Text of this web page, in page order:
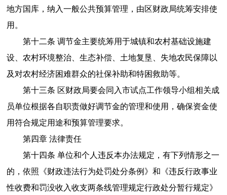
地方国库，纳入一般公共预算管理，由区财政局统筹安排使
用。
第十二条 调节金主要统筹用于城镇和农村基础设施建
设、农村环境整治、生态补偿、土地复垦、失地农民保障以
及对农村经济困难群众的社保补助和特困救助等。
第十三条 区财政局要会同入市试点工作领导小组相关成
员单位根据各自职责做好调节金的管理和使用，确保资金使
用符合规定用途和预算管理要求。
第四章 法律责任
第十四条 单位和个人违反本办法规定，有下列情形之一
的，依照《财政违法行为处罚处分条例》和《违反行政事业
性收费和罚没收入收支两条线管理规定行政处分暂行规定》